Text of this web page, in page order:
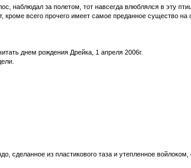
наблюдал за полетом, тот навсегда влюблялся в эту
кроме всего прочего имеет самое преданное существо
днем рождения Дрейка, 1 апреля 2006г.
сделанное из пластикового таза и утепленное